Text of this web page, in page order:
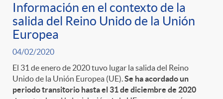
Información en el contexto de la
salida del Reino Unido de la Unión
Europea
04/02/2020
El 31 de enero de 2020 tuvo lugar la salida del Reino
Unido de la Unión Europea (UE).Se ha acordado un
periodo transitorio hasta el 31 de diciembre de 2020